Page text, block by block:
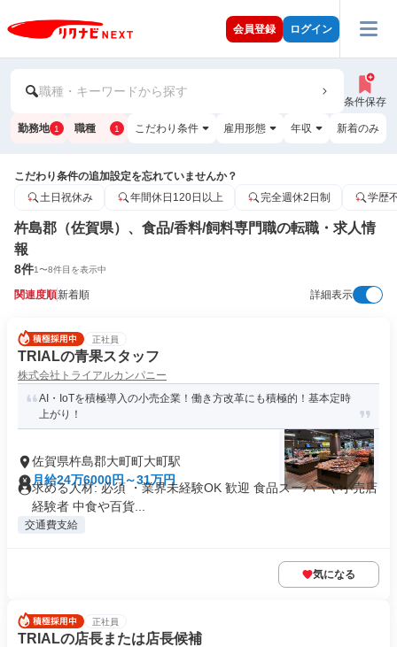
会員登録 ログイン
職種・キーワードから探す
条件保存
勤務地 1 職種 1 こだわり条件 雇用形態 年収 新着のみ
こだわり条件の追加設定を忘れていませんか？
土日祝休み
年間休日120日以上 完全週休2日制 学歴
杵島郡（佐賀県）、食品/香料/飼料専門職の転職・求人情
報
8件1〜8件目を表示中
関連度順新着順 詳細表示
正社員
TRIALの青果スタッフ
株式会社トライアルカンパニー
AI・IoTを積極導入の小売企業！働き方改革にも積極的！基本定時
上がり！
佐賀県杵島郡大町町大町駅
月給24万6000円～31万円
求める人材: 必須 ・業界未経験OK 歓迎 食品スーパーや小売店
経験者 中食や百貨...
交通費支給
気になる
正社員
TRIALの店長または店長候補